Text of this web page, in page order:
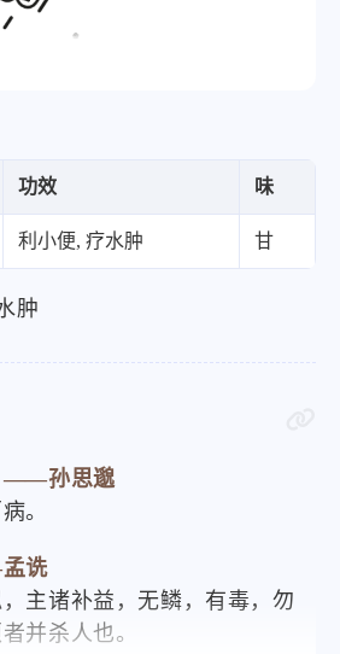
功效 味
利小便, 疗水肿 甘
肿
——孙思邈
。
诜
主诸补益，无鳞，有毒，勿
并杀人也。